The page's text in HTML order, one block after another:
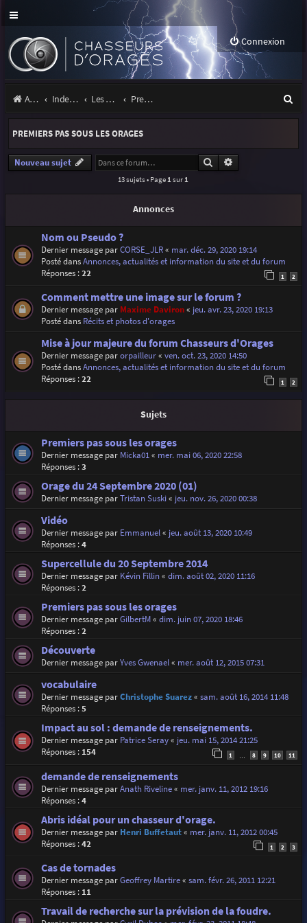
Connexion
Accueil Index du forum Les orages Premiers pas sous les orages
e
r
PREMIERS PAS SOUS LES ORAGES
Nouveau sujet Rechercher
13 sujets • Page 1 sur 1
Annonces
Nom ou Pseudo ?
Dernier message parCORSE_JLR« mar. déc. 29, 2020 19:14
Posté dansAnnonces, actualités et information du site et du forum
Réponses :22 1 2
Comment mettre une image sur le forum ?
Dernier message par Maxime Daviron« jeu. avr. 23, 2020 19:13
Posté dans Récits et photos d'orages
Mise à jour majeure du forum Chasseurs d'Orages
Dernier message parorpailleur« ven. oct. 23, 2020 14:50
Posté dansAnnonces, actualités et information du site et du forum
Réponses :22 1 2
Sujets
Premiers pas sous les orages
Dernier message par Micka01« mer. mai 06, 2020 22:58
Réponses :3
Orage du 24 Septembre 2020 (01)
Dernier message parTristan Suski« jeu. nov. 26, 2020 00:38
Vidéo
Dernier message par Emmanuel« jeu. août 13, 2020 10:49
Réponses :4
Supercellule du 20 Septembre 2014
Dernier message par Kévin Fillin« dim. août 02, 2020 11:16
Réponses :2
Premiers pas sous les orages
Dernier message parGilbertM« dim. juin 07, 2020 18:46
Réponses :2
Découverte
Dernier message parYves Gwenael« mer. août 12, 2015 07:31
vocabulaire
Dernier message parChristophe Suarez« sam. août 16, 2014 11:48
Réponses :5
Impact au sol : demande de renseignements.
Dernier message par Patrice Seray« jeu. mai 15, 2014 21:25
Réponses : 154 1 8 9 10 11
demande de renseignements
Dernier message parAnath Riveline« mer. janv. 11, 2012 19:16
Réponses :4
Abris idéal pour un chasseur d'orage.
Dernier message par Henri Buffetaut« mer. janv. 11, 2012 00:45
Réponses :42 1 2 3
Cas de tornades
Dernier message parGeoffrey Martire« sam. févr. 26, 2011 12:21
Réponses : 11
Travail de recherche sur la prévision de la foudre.